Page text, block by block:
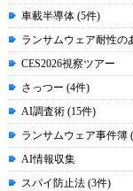
車載半導体 (5件)
ランサムウェア耐性の
CES2026視察ツアー
さっつー (4件)
AI調査術 (15件)
ランサムウェア事件簿
AI情報収集
スパイ防止法 (3件)